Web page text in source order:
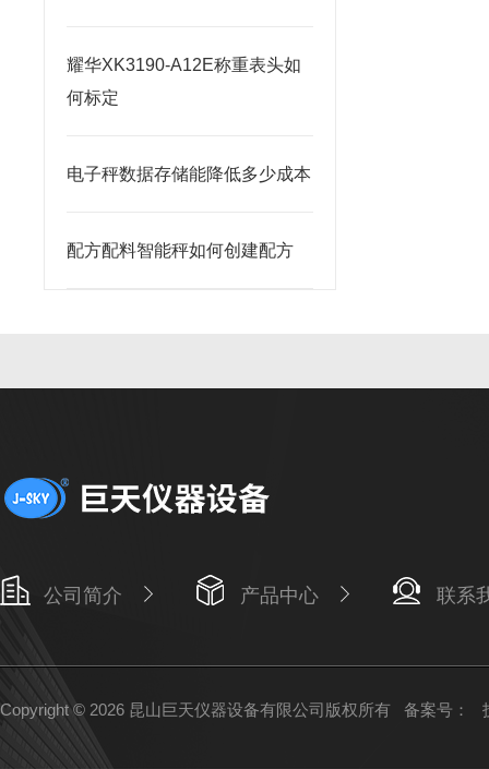
耀华XK3190-A12E称重表头如
何标定
电子秤数据存储能降低多少成本
配方配料智能秤如何创建配方
公司简介 产品中心 联系
Copyright © 2026 昆山巨天仪器设备有限公司版权所有 备案号：